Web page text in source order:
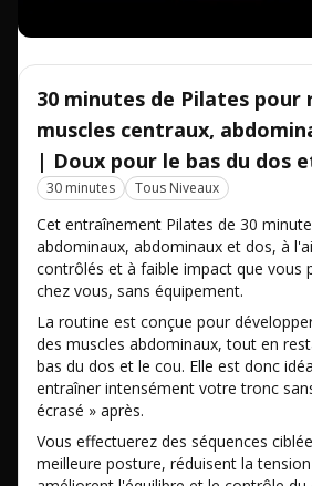
30 minutes de Pilates pour
muscles centraux,
| Doux pour le bas du dos
30 minutes Tous Niveaux
Cet entraînement Pilates de 30
abdominaux, abdominaux et dos, à
contrôlés et à faible impact que vous
chez vous, sans équipement.
La routine est conçue pour
des muscles abdominaux, tout en
bas du dos et le cou. Elle est donc
entraîner intensément votre tronc
écrasé » après.
Vous effectuerez des séquences
meilleure posture, réduisent la